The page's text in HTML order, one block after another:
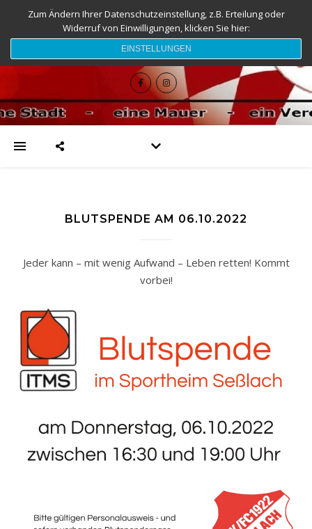
djk-fc-sesslach.de
BLUTSPENDE AM 06.10.2022
Jeder kann – mit wenig Aufwand – Leben retten! Kommt
vorbei!
Zum Ändern Ihrer Datenschutzeinstellung, z.B. Erteilung oder
Widerruf von Einwilligungen, klicken Sie hier:
EINSTELLUNGEN